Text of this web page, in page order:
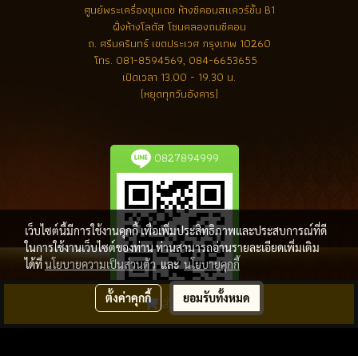
สั่งซื้อสินค้า
ศูนย์พระเครื่องขุนเดช ห้างซีคอนสแควร์ชั้น B1
ฝั่งห้างโลตัส โซนคลองถมซีคอน
ถ. ศรีนครินทร์ เขตประเวศ กรุงเทพ 10260
โทร. 081-8594569, 084-6653655
เปิดเวลา 13.00 - 19.30 น.
(หยุดทุกวันอังคาร)
0827894999
ลิขสิทธิ์ โดย พระเครื่องล้ำค่า.com
เว็บไซต์นี้มีการใช้งานคุกกี้ เพื่อเพิ่มประสิทธิภาพและประสบการณ์ที่ดี
ในการใช้งานเว็บไซต์ของท่าน ท่านสามารถอ่านรายละเอียดเพิ่มเติม
ได้ที่นโยบายความเป็นส่วนตัวและ นโยบายคุกกี้
ตั้งค่าคุกกี้ ยอมรับทั้งหมด